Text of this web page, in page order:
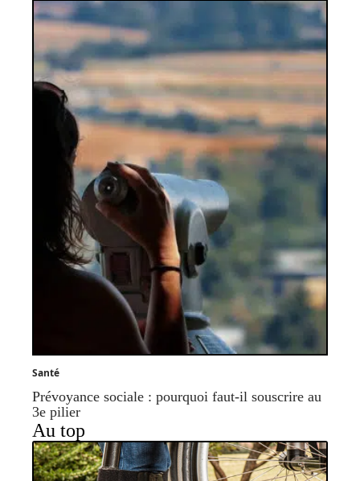
Santé
Prévoyance sociale : pourquoi faut-il souscrire au
3e pilier
Au top